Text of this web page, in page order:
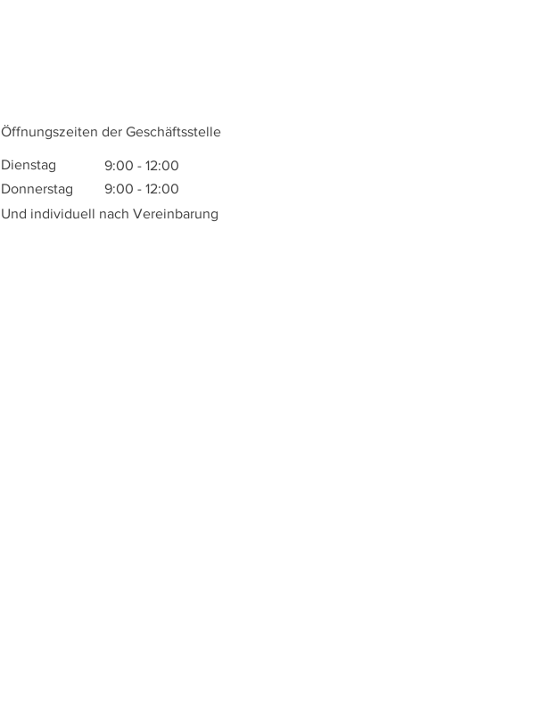
Öffnungszeiten der Geschäftsstelle
Dienstag
9:00 - 12:00
Donnerstag
9:00 - 12:00
Und individuell nach Vereinbarung